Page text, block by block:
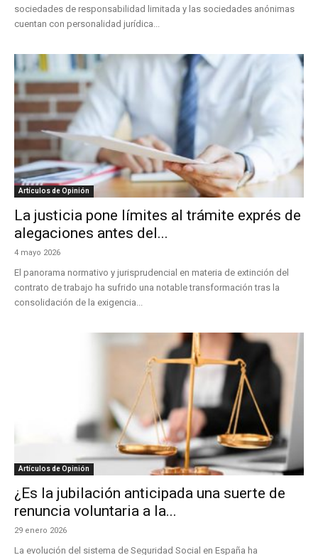
sociedades de responsabilidad limitada y las sociedades anónimas
cuentan con personalidad jurídica...
Artículos de Opinión
La justicia pone límites al trámite exprés de
alegaciones antes del...
4 mayo 2026
El panorama normativo y jurisprudencial en materia de extinción del
contrato de trabajo ha sufrido una notable transformación tras la
consolidación de la exigencia...
Artículos de Opinión
¿Es la jubilación anticipada una suerte de
renuncia voluntaria a la...
29 enero 2026
La evolución del sistema de Seguridad Social en España ha